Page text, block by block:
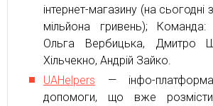
інтернет-магазину (на сьогодні
мільйона гривень);
Ольга Вербицька, Дмитро
Хільчекно, Андрій Зайко.
UAHelpers — інфо-платформа
допомоги, що вже